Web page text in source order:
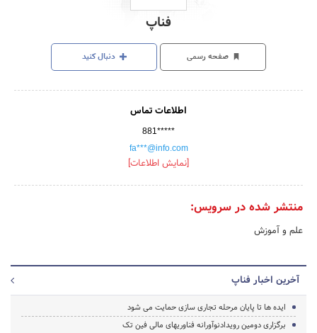
فناپ
صفحه رسمی دنبال کنید
اطلاعات تماس
881*****
fa***@info.com
[نمایش اطلاعات]
منتشر شده در سرویس:
علم و آموزش
آخرین اخبار فناپ
ایده ها تا پایان مرحله تجاری سازی حمایت می شود
برگزاری دومین رویدادنوآورانه فناوریهای مالی فین تک